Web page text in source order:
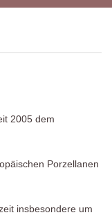
2005 dem
Porzellanen
insbesondere um